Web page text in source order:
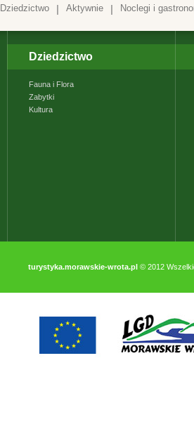
Dziedzictwo | Aktywnie | Noclegi i
Dziedzictwo
Fauna i Flora
Zabytki
Kultura
turystyka.morawskie-wrota.pl © 2012